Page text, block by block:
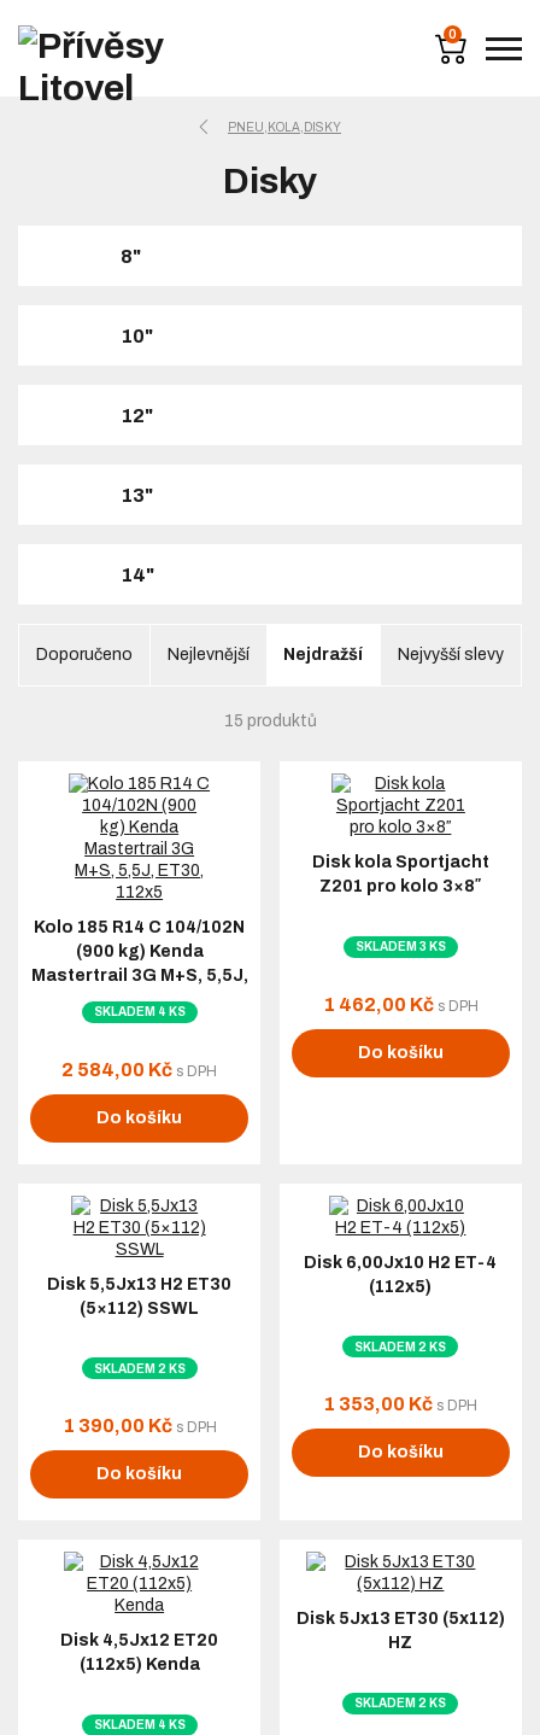
0
PNEU,KOLA,DISKY
Disky
8"
10"
12"
13"
14"
Doporučeno Nejlevnější Nejdražší Nejvyšší slevy
15 produktů
Kolo 185 R14 C 104/102N
(900 kg) Kenda
Mastertrail 3G M+S, 5,5J,
ET30, 112x5
SKLADEM 4 KS
2 584,00 Kč s DPH
Do košíku
Disk kola Sportjacht
Z201 pro kolo 3×8″
SKLADEM 3 KS
1 462,00 Kč s DPH
Do košíku
Disk 5,5Jx13 H2 ET30
(5×112) SSWL
SKLADEM 2 KS
1 390,00 Kč s DPH
Do košíku
Disk 6,00Jx10 H2 ET-4
(112x5)
SKLADEM 2 KS
1 353,00 Kč s DPH
Do košíku
Disk 4,5Jx12 ET20
(112x5) Kenda
SKLADEM 4 KS
Disk 5Jx13 ET30 (5x112)
HZ
SKLADEM 2 KS